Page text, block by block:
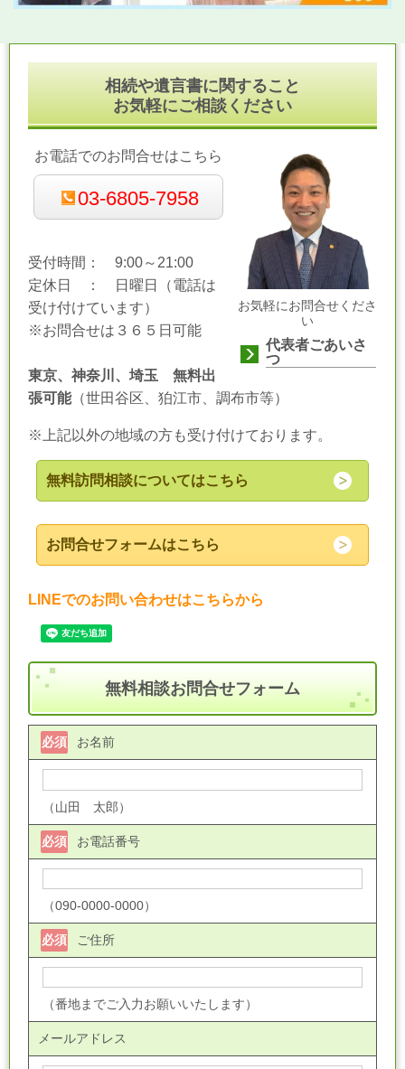
相続や遺言書に関すること
お気軽にご相談ください
お気軽にお問合せくださ
い
代表者ごあいさ
つ
お電話でのお問合せはこちら
03-6805-7958
受付時間： 9:00～21:00
定休日 ： 日曜日（電話は
受け付けています）
※お問合せは３６５日可能
東京、神奈川、埼玉 無料出
張可能（世田谷区、狛江市、調布市等）
※上記以外の地域の方も受け付けております。
無料訪問相談についてはこちら
お問合せフォームはこちら
LINEでのお問い合わせはこちらから
無料相談お問合せフォーム
お名前
必須
（山田 太郎）
お電話番号
必須
（090-0000-0000）
ご住所
必須
（番地までご入力お願いいたします）
メールアドレス